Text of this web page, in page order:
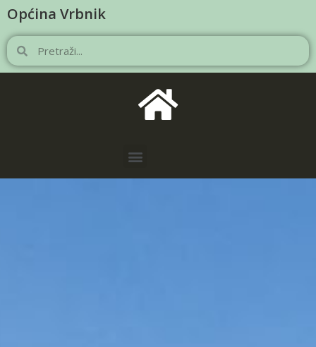
Općina Vrbnik